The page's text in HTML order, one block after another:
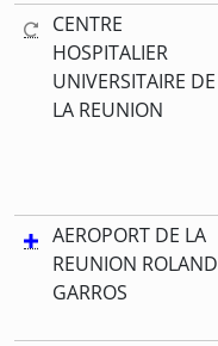
CENTRE
HOSPITALIER
UNIVERSITAIRE DE
LA REUNION
AEROPORT DE LA
REUNION ROLAND
GARROS